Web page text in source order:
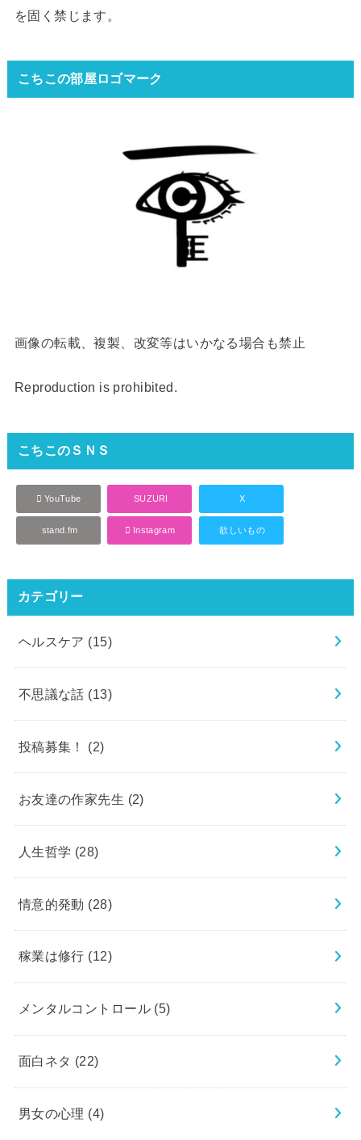
を固く禁じます。
こちこの部屋ロゴマーク
画像の転載、複製、改変等はいかなる場合も禁止
Reproduction is prohibited.
こちこのＳＮＳ
YouTube SUZURI X
stand.fm Instagram 欲しいもの
カテゴリー
ヘルスケア (15)
不思議な話 (13)
投稿募集！ (2)
お友達の作家先生 (2)
人生哲学 (28)
情意的発動 (28)
稼業は修行 (12)
メンタルコントロール (5)
面白ネタ (22)
男女の心理 (4)